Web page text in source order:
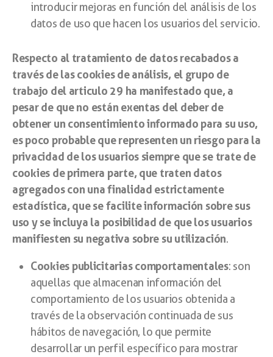
introducir mejoras en función del análisis de los
datos de uso que hacen los usuarios del servicio.
Respecto al tratamiento de datos recabados a
través de las cookies de análisis, el grupo de
trabajo del articulo 29 ha manifestado que, a
pesar de que no están exentas del deber de
obtener un consentimiento informado para su uso,
es poco probable que representen un riesgo para la
privacidad de los usuarios siempre que se trate de
cookies de primera parte, que traten datos
agregados con una finalidad estrictamente
estadística, que se facilite información sobre sus
uso y se incluya la posibilidad de que los usuarios
manifiesten su negativa sobre su utilización.
Cookies publicitarias comportamentales: son
aquellas que almacenan información del
comportamiento de los usuarios obtenida a
través de la observación continuada de sus
hábitos de navegación, lo que permite
desarrollar un perfil específico para mostrar